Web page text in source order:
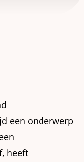
een onderwerp
heeft